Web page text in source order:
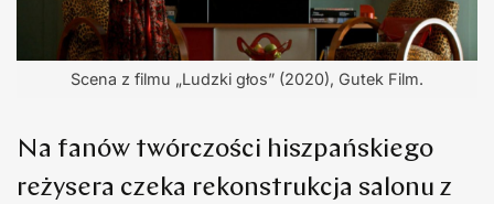
Scena z filmu „Ludzki głos” (2020), Gutek Film.
Na fanów twórczości hiszpańskiego
reżysera czeka rekonstrukcja salonu z